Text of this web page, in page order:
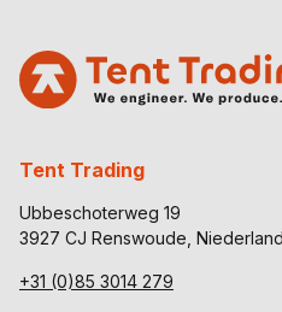
Tent Trading
Ubbeschoterweg 19
3927 CJ Renswoude,
+31 (0)85 3014 279